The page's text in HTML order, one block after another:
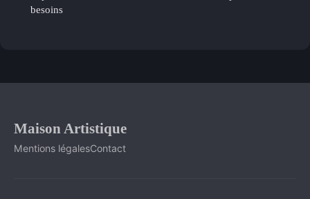
besoins
Maison Artistique
Mentions légalesContact